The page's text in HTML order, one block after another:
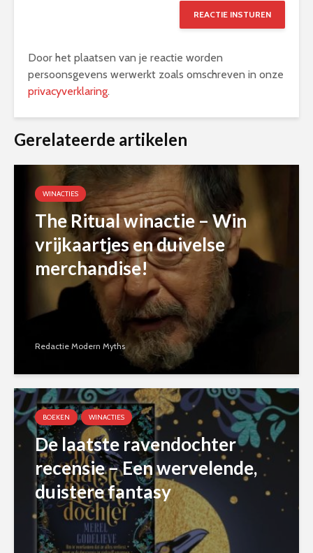
Door het plaatsen van je reactie worden
persoonsgevens werwerkt zoals omschreven in onze
privacyverklaring.
Gerelateerde artikelen
WINACTIES
The Ritual winactie – Win
vrijkaartjes en duivelse
merchandise!
Redactie Modern Myths
BOEKEN WINACTIES
De laatste ravendochter
recensie – Een wervelende,
duistere fantasy